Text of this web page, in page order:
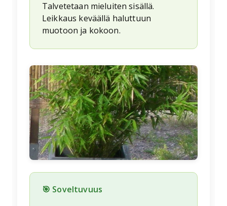
Talvetetaan mieluiten sisällä.
Leikkaus keväällä haluttuun
muotoon ja kokoon.
🌱
🎯 Soveltuvuus